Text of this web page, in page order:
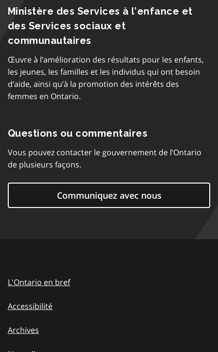
Ministère des Services à l’enfance et
des Services sociaux et
communautaires
Œuvre à l’amélioration des résultats pour les enfants,
les jeunes, les familles et les individus qui ont besoin
d’aide, ainsi qu’à la promotion des intérêts des
femmes en Ontario.
Questions ou commentaires
Vous pouvez contacter le gouvernement de l’Ontario
de plusieurs façons.
Communiquez avec nous
L'Ontario en bref
Accessibilité
Archives